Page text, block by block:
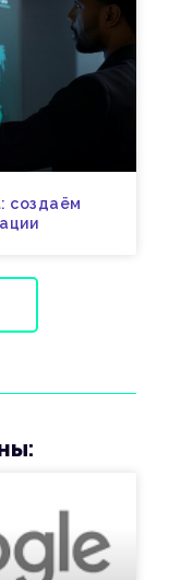
создаём